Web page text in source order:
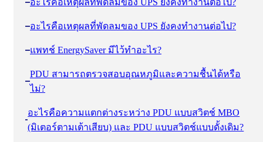
อะไรคือเหตุผลที่พัดลมของ UPS ยังคงทํางานต่อไป?
อะไรคือเหตุผลที่พัดลมของ UPS ยังคงทํางานต่อไป?
แพทช์ EnergySaver มีไว้ทําอะไร?
PDU สามารถตรวจสอบอุณหภูมิและความชื้นได้หรือ
ไม่?
อะไรคือความแตกต่างระหว่าง PDU แบบสวิตช์ MBO
(มิเตอร์ตามเต้าเสียบ) และ PDU แบบสวิตช์แบบดั้งเดิม?